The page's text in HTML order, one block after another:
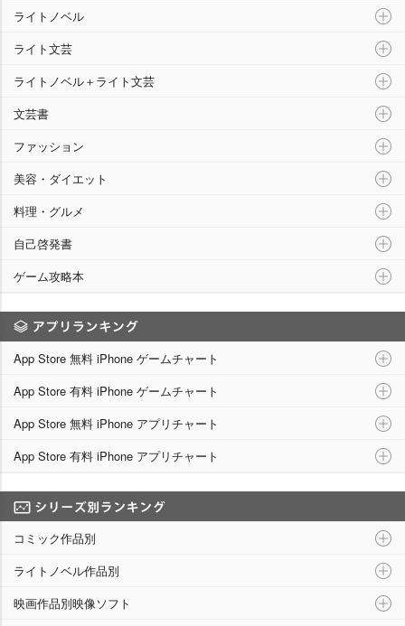
ライトノベル
ライト文芸
ライトノベル＋ライト文芸
文芸書
ファッション
美容・ダイエット
料理・グルメ
自己啓発書
ゲーム攻略本
App Store 無料 iPhone ゲームチャート
App Store 有料 iPhone ゲームチャート
App Store 無料 iPhone アプリチャート
App Store 有料 iPhone アプリチャート
コミック作品別
ライトノベル作品別
映画作品別映像ソフト